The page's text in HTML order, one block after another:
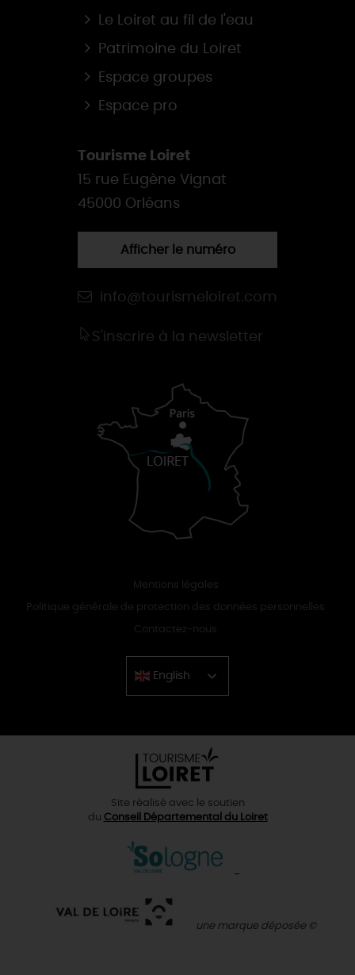
Le Loiret au fil de l'eau
Patrimoine du Loiret
Espace groupes
Espace pro
Tourisme Loiret
15 rue Eugène Vignat
45000 Orléans
Afficher le numéro
info@tourismeloiret.com
S'inscrire à la newsletter
Mentions légales
Politique générale de protection des données personnelles
Contactez-nous
English
Chinese
Site réalisé avec le soutien
du Conseil Départemental du Loiret
une marque déposée ©